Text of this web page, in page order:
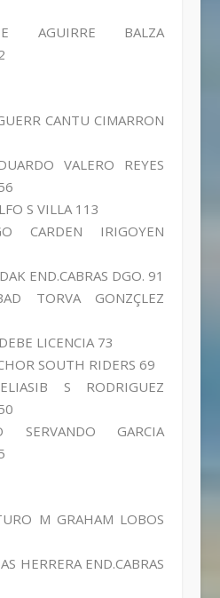
AGUIRRE BALZA
CANTU CIMARRON
VALERO REYES
S VILLA 113
CARDEN IRIGOYEN
END.CABRAS DGO. 91
TORVA GONZÇLEZ
LICENCIA 73
SOUTH RIDERS 69
S RODRIGUEZ
GARCIA
M GRAHAM LOBOS
HERRERA END.CABRAS